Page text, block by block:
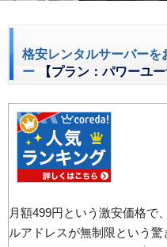
格安レンタルサーバーを
ー
【プラン：パワーユー
月額499円という激安価格で
ルアドレスが無制限という